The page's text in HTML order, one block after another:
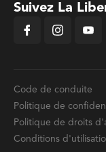
Suivez La
Code de conduite
Politique de
Politique de droits
Conditions